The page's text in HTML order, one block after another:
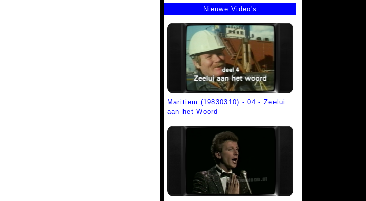
Nieuwe Video's
Maritiem (19830310) - 04 - Zeelui
aan het Woord